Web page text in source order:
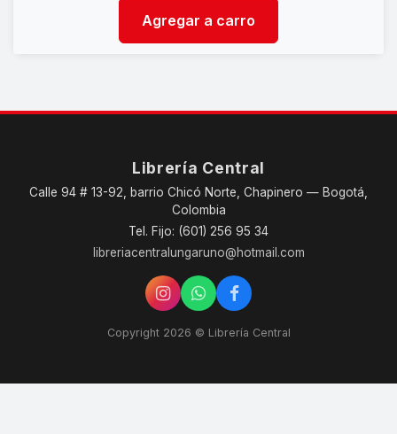
Agregar a carro
Librería Central
Calle 94 # 13-92, barrio Chicó Norte, Chapinero — Bogotá,
Colombia
Tel. Fijo: (601) 256 95 34
libreriacentralungaruno@hotmail.com
Copyright 2026 © Librería Central